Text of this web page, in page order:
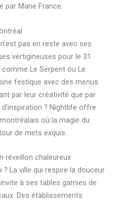
par Marie France.
pas en reste avec ses
vertigineuses pour le 31
Le Serpent ou Le
festique avec des menus
par leur créativité que par
? Nightlife offre
où la magie du
de mets exquis.
réveillon chaleureux
La ville qui respire la douceur
à ses tables garnies de
Des établissements